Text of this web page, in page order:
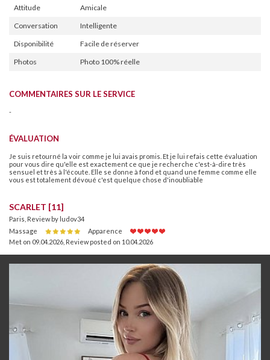
Attitude
Amicale
Conversation
Intelligente
Disponibilité
Facile de réserver
Photos
Photo 100% réelle
COMMENTAIRES SUR LE SERVICE
-
ÉVALUATION
Je suis retourné la voir comme je lui avais promis. Et je lui refais cette évaluation
pour vous dire qu'elle est exactement ce que je recherche c'est-à-dire très
sensuel et très à l'écoute. Elle se donne à fond et quand une femme comme elle
vous est totalement dévoué c'est quelque chose d'inoubliable
SCARLET [11]
Paris, Review by ludov34
Massage
Apparence
Met on 09.04.2026 Review posted on 10.04.2026